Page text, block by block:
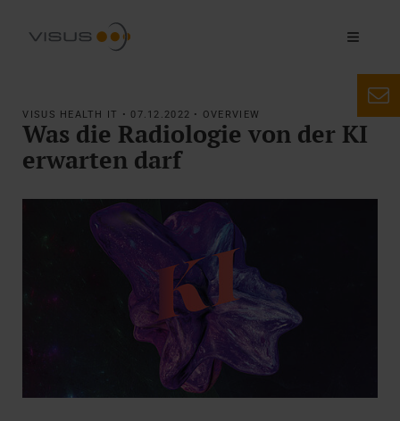
VISUS HEALTH IT • 07.12.2022 • OVERVIEW
Was die Radiologie von der KI
erwarten darf